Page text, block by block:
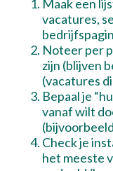
Kennisbank
Werken bij
Over ons
Maak een
vacatures,
Noteer per
zijn (blijven
(vacatures
Bepaal je
vanaf wilt
Check je
het meeste